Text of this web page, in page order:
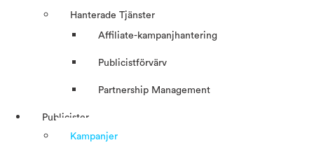
Hanterade Tjänster
Affiliate-kampanjhantering
Publicistförvärv
Partnership Management
Publicister
Kampanjer